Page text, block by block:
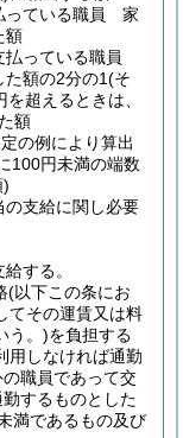
っている職員 家
額
払っている職員
額の2分の1(そ
超えるときは、
額
の例により算出
100円未満の端数
)
の支給に関し必要
する。
(以下この条にお
てその運賃又は料
う。)を負担する
用しなければ通勤
職員であって交
するものとした
満であるもの及び